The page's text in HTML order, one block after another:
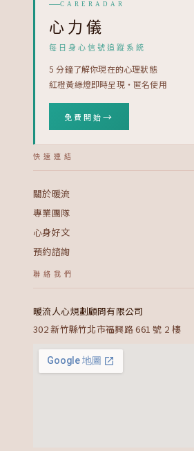
CARERADAR
心力儀
每日身心信號追蹤系統
5 分鐘了解你現在的心理狀態
紅橙黃綠燈即時呈現・匿名使用
免費開始→
快速連結
關於暖流
專業團隊
心身好文
預約諮詢
聯絡我們
暖流人心規劃顧問有限公司
302 新竹縣竹北市福興路 661 號 2 樓